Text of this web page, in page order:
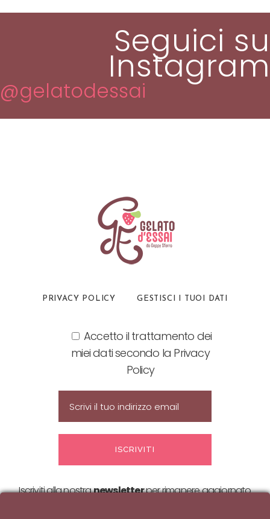
Seguici su
Instagram
@gelatodessai
PRIVACY POLICY GESTISCI I TUOI DATI
Accetto il trattamento dei
miei dati secondo la Privacy
Policy
Iscriviti alla nostranewsletterper rimanere aggiornato